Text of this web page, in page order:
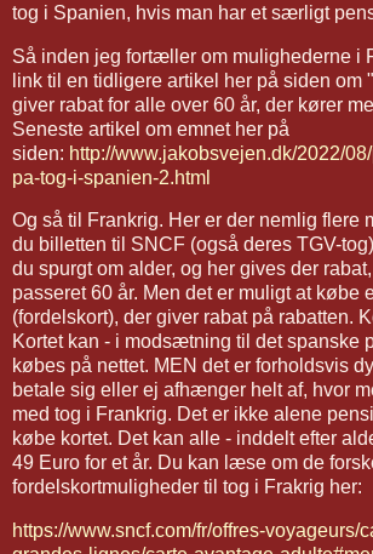
tog i Spanien, hvis man har et særligt
Så inden jeg fortæller om mulighederne i
link til en tidligere artikel her på siden om
giver rabat for alle over 60 år, der kører
Seneste artikel om emnet her på
siden: http://www.jakobsvejen.dk/2022/
pa-tog-i-spanien-2.html
Og så til Frankrig. Her er der nemlig flere
du billetten til SNCF (også deres TGV-
du spurgt om alder, og her gives der
passeret 60 år. Men det er muligt at købe
(fordelskort), der giver rabat på rabatten.
Kortet kan - i modsætning til det spanske
købes på nettet. MEN det er forholdsvis
betale sig eller ej afhænger helt af, hvor
med tog i Frankrig. Det er ikke alene
købe kortet. Det kan alle - inddelt efter
49 Euro for et år. Du kan læse om de
fordelskortmuligheder til tog i Frakrig her:
https://www.sncf.com/fr/offres-voyageurs/